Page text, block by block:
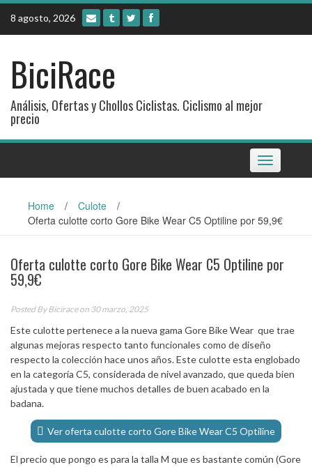
Skip
content
8 agosto, 2026
BiciRace
Análisis, Ofertas y Chollos Ciclistas. Ciclismo al mejor
precio
Toggle
navigation
Home / Culote
/
Oferta culotte corto Gore Bike Wear C5 Optiline por 59,9€
Oferta culotte corto Gore Bike Wear C5 Optiline por
59,9€
Posted ByBiciraceon 30 marzo, 2025
Este culotte pertenece a la nueva gama Gore Bike Wear que trae
algunas mejoras respecto tanto funcionales como de diseño
respecto la colección hace unos años. Este culotte esta englobado
en la categoría C5, considerada de nivel avanzado, que queda bien
ajustada y que tiene muchos detalles de buen acabado en la
badana.
Ver oferta culotte corto Gore Bike Wear C5 Optiline
El precio que pongo es para la talla M que es bastante común (Gore